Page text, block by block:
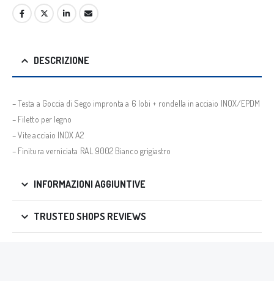
DESCRIZIONE
– Testa a Goccia di Sego impronta a 6 lobi + rondella in acciaio INOX/EPDM
– Filetto per legno
– Vite acciaio INOX A2
– Finitura verniciata RAL 9002 Bianco grigiastro
INFORMAZIONI AGGIUNTIVE
TRUSTED SHOPS REVIEWS